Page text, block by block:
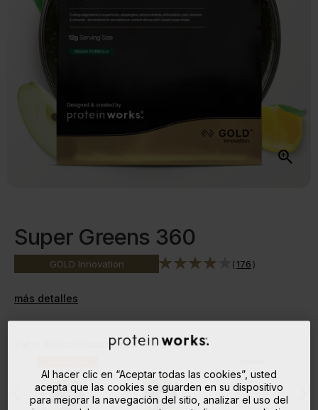
Super Greens 360
GOLD Innovation (176 )
más detalles
Manzana Y Limón
Al hacer clic en “Aceptar todas las cookies”, usted
acepta que las cookies se guarden en su dispositivo
para mejorar la navegación del sitio, analizar el uso del